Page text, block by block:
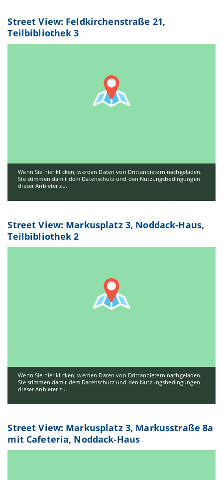
Street View: Feldkirchenstraße 21,
Teilbibliothek 3
Wenn Sie hier klicken, werden Daten von Drittanbietern nachgeladen.
Sie stimmen damit dem Datenschutz und den Nutzungsbedingungen
dieser Anbieter zu.
Street View: Markusplatz 3, Noddack-Haus,
Teilbibliothek 2
Wenn Sie hier klicken, werden Daten von Drittanbietern nachgeladen.
Sie stimmen damit dem Datenschutz und den Nutzungsbedingungen
dieser Anbieter zu.
Street View: Markusplatz 3, Markusstraße 8a
mit Cafeteria, Noddack-Haus